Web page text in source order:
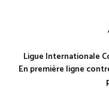
Ligue Internationale
En première ligne